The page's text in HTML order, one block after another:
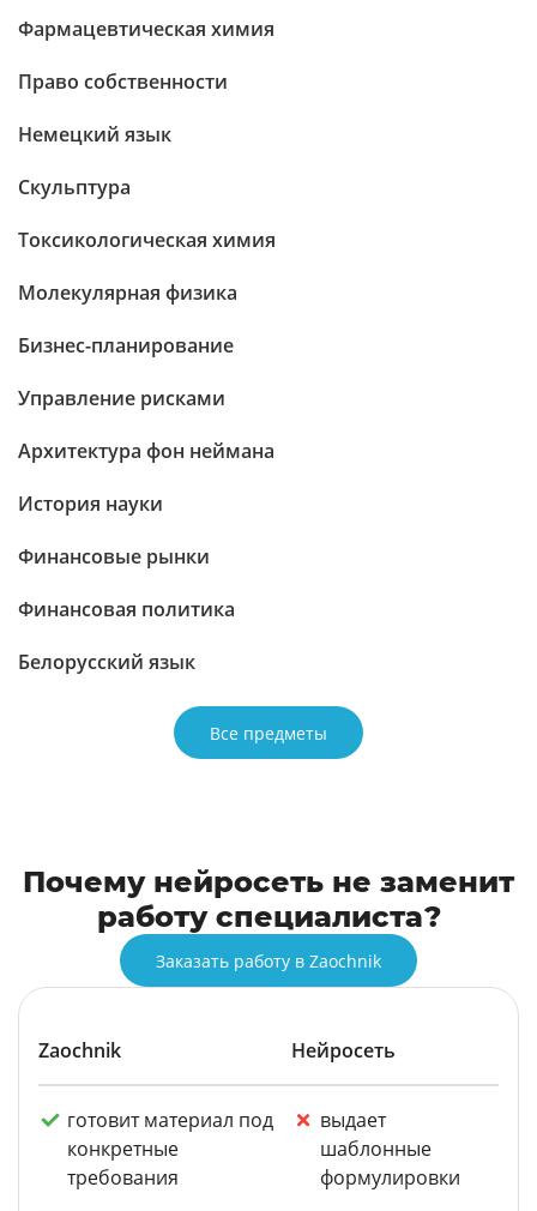
Фармацевтическая химия
Право собственности
Немецкий язык
Скульптура
Токсикологическая химия
Молекулярная физика
Бизнес-планирование
Управление рисками
Архитектура фон неймана
История науки
Финансовые рынки
Финансовая политика
Белорусский язык
Все предметы
Почему нейросеть не заменит
работу специалиста?
Заказать работу в Zaochnik
Zaochnik Нейросеть
готовит материал под
конкретные
требования
выдает
шаблонные
формулировки